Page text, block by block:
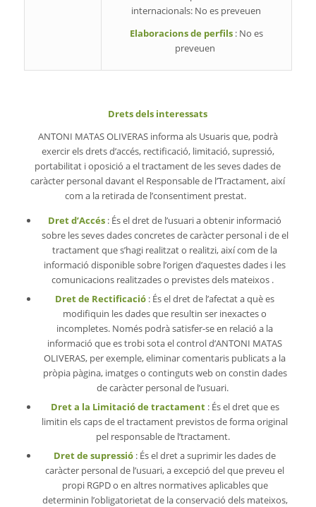
internacionals: No es preveuen
Elaboracions de perfils : No es
preveuen
Drets dels interessats
ANTONI MATAS OLIVERAS informa als Usuaris que, podrà
exercir els drets d’accés, rectificació, limitació, supressió,
portabilitat i oposició a el tractament de les seves dades de
caràcter personal davant el Responsable de l’Tractament, així
com a la retirada de l’consentiment prestat.
Dret d’Accés : És el dret de l’usuari a obtenir informació
sobre les seves dades concretes de caràcter personal i de el
tractament que s’hagi realitzat o realitzi, així com de la
informació disponible sobre l’origen d’aquestes dades i les
comunicacions realitzades o previstes dels mateixos .
Dret de Rectificació : És el dret de l’afectat a què es
modifiquin les dades que resultin ser inexactes o
incompletes. Només podrà satisfer-se en relació a la
informació que es trobi sota el control d’ANTONI MATAS
OLIVERAS, per exemple, eliminar comentaris publicats a la
pròpia pàgina, imatges o continguts web on constin dades
de caràcter personal de l’usuari.
Dret a la Limitació de tractament : És el dret que es
limitin els caps de el tractament previstos de forma original
pel responsable de l’tractament.
Dret de supressió : És el dret a suprimir les dades de
caràcter personal de l’usuari, a excepció del que preveu el
propi RGPD o en altres normatives aplicables que
determinin l’obligatorietat de la conservació dels mateixos,